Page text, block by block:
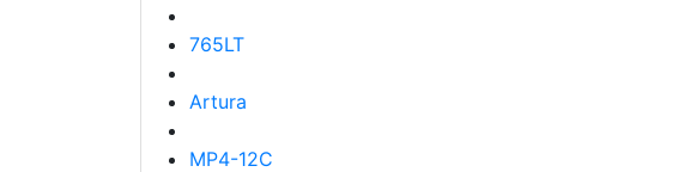
765LT
Artura
MP4-12C